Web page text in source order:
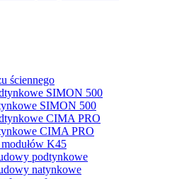
ściennego
SIMON 500
SIMON 500
CIMA PRO
CIMA PRO
K45
podtynkowe
natynkowe